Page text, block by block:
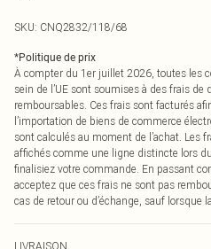
SKU: CNQ2832/118/68
*Politique de prix
À compter du 1er juillet 2026, toutes les
sein de l’UE sont soumises à des frais de
remboursables. Ces frais sont facturés
l’importation de biens de commerce
sont calculés au moment de l’achat. Les
affichés comme une ligne distincte lors
finalisiez votre commande. En passant
acceptez que ces frais ne sont pas
cas de retour ou d’échange, sauf lorsque
LIVRAISON